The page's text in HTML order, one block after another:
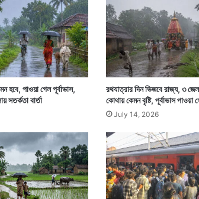
হবে, পাওয়া গেল পূর্বাভাস,
সতর্কতা বার্তা
রথযাত্রার দিন ভিজবে রাজ্য, ৩
কোথায় কেমন বৃষ্টি, পূর্বাভাস পাওয়া
July 14, 2026